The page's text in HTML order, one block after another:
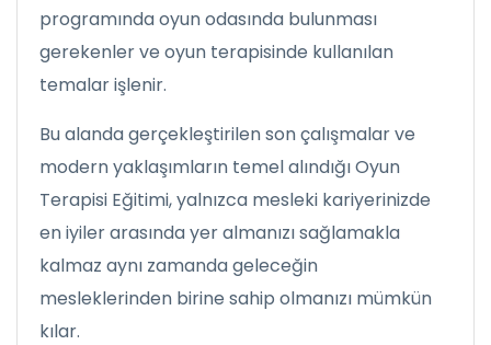
programında oyun odasında bulunması
gerekenler ve oyun terapisinde kullanılan
temalar işlenir.
Bu alanda gerçekleştirilen son çalışmalar ve
modern yaklaşımların temel alındığı Oyun
Terapisi Eğitimi, yalnızca mesleki kariyerinizde
en iyiler arasında yer almanızı sağlamakla
kalmaz aynı zamanda geleceğin
mesleklerinden birine sahip olmanızı mümkün
kılar.